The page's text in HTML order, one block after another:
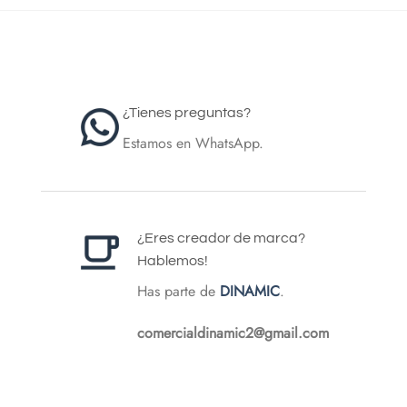
¿Tienes preguntas?
Estamos en WhatsApp.
¿Eres creador de marca?
Hablemos!
Has parte de DINAMIC.
comercialdinamic2@gmail.com